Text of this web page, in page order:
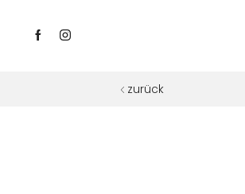
zurück